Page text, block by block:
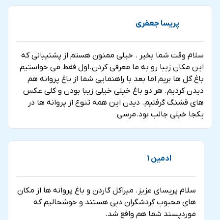
پریسا جعفری
سلام وقت شما بخیر . خیلی ممنون هستم از پشتیبانی که
این مکان زیبا رو به ما معرفی کردن.اول فقط می خواستیم
باغ گل ها بریم اما بعد با راهنمایی شما از باغ پروانه هم
دیدن کردیم. هر دو باغ خیلی خیلی زیبا بودن و کلی عکس
های قشنگ گرفتیم. دیدن این همه تنوع از پروانه ها در
یکجا خیلی جالب بود.مرسی
ادمین 1
سلام پریسای عزیز. میراکل گاردن و باغ پروانه ها از مکان
های محبوب گردشگران دبی هستند و خوشحالیم که
موردپسند شما هم واقع شد.